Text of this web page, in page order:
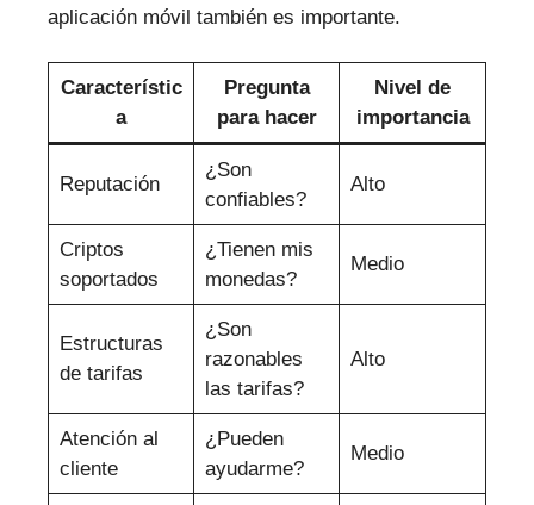
aplicación móvil también es importante.
Característic
a
Pregunta
para hacer
Nivel de
importancia
Reputación
¿Son
confiables?
Alto
Criptos
soportados
¿Tienen mis
monedas?
Medio
Estructuras
de tarifas
¿Son
razonables
las tarifas?
Alto
Atención al
cliente
¿Pueden
ayudarme?
Medio